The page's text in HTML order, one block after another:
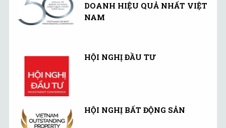
DOANH HIỆU QUẢ NHẤT VIỆT
NAM
HỘI NGHỊ ĐẦU TƯ
HỘI NGHỊ BẤT ĐỘNG SẢN